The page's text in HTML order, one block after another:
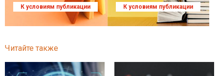
К условиям публикации К условиям публикации
Читайте также